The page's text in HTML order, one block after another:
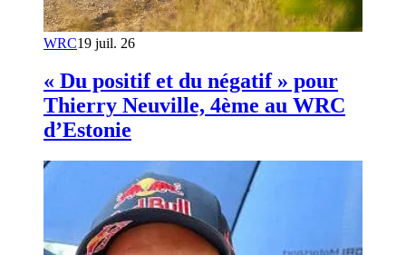
WRC19 juil. 26
« Du positif et du négatif » pour
Thierry Neuville, 4ème au WRC
d’Estonie